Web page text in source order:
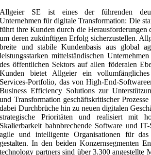
Allgeier SE ist eines der führenden
Unternehmen für digitale Transformation: Die
führt ihre Kunden durch die Herausforderungen
um deren zukünftigen Erfolg sicherzustellen.
breite und stabile Kundenbasis aus global
leistungsstarken mittelständischen
des öffentlichen Sektors auf allen föderalen
Kunden bietet Allgeier ein
Services-Portfolio, das von High-End-
Business Efficiency Solutions zur
und Transformation geschäftskritischer
dabei Durchbrüche hin zu neuen digitalen
strategische Prioritäten und realisiert mit
Skalierbarkeit bahnbrechende Software und
agile und intelligente Organisationen für
gestalten. In den beiden Konzernsegmenten
technology partners sind über 3.300 angestellte